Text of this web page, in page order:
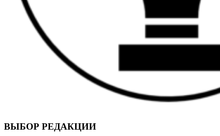
ВОЕННЫЕ СТРАНИЦЫ
СТАТЬИ ВОЕННОЙ ТЕМАТИКИ
ВЫБОР РЕДАКЦИИ